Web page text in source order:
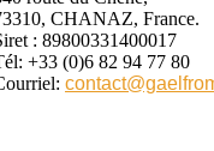
CHANAZ, France.
: 89800331400017
+33 (0)6 82 94 77 80